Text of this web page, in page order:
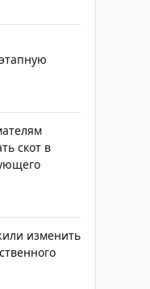
скот в
изменить